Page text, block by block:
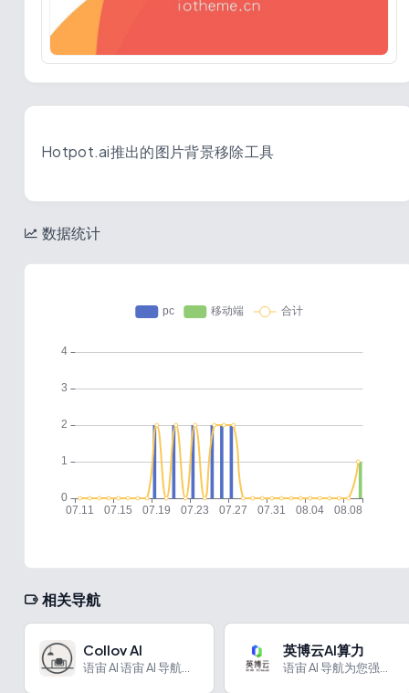
Hotpot.ai推出的图片背景移除工具
数据统计
相关导航
Collov AI 英博云AI算力